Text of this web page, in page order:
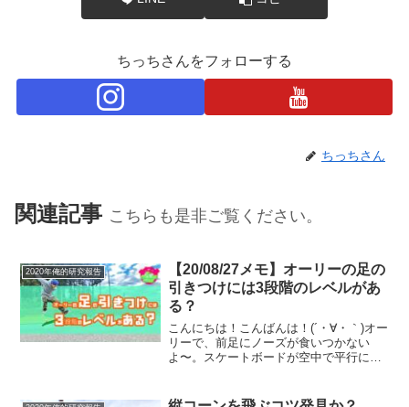
ちっちさんをフォローする
ちっちさん
関連記事 こちらも是非ご覧ください。
2020年俺的研究報告
【20/08/27メモ】オーリーの足の
引きつけには3段階のレベルがあ
る？
こんにちは！こんばんは！(´・∀・｀)オー
リーで、前足にノーズが食いつかない
よ〜。スケートボードが空中で平行にな
う方々に朗報です。(´・∀・｀)それはでき